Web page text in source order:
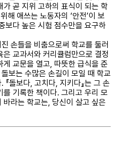
곧 지위 고하의 표식이 되는 학
해 애쓰는 노동자의 ‘안전’이 보
보다 높은 시험 점수만을 요구하
손들을 비춤으로써 학교를 둘러
교과서와 커리큘럼만으로 결정
교문을 열고, 따뜻한 급식을 준
보는 수많은 손길이 모일 때 학교
돌보다, 고치다, 지키다』는 그 손
기록한 책이다. 그리고 우리 모
라는 학교는, 당신이 살고 싶은